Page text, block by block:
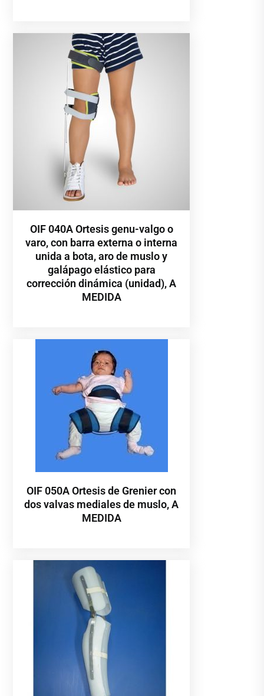
OIF 040A Ortesis genu-valgo o
varo, con barra externa o interna
unida a bota, aro de muslo y
galápago elástico para
corrección dinámica (unidad), A
MEDIDA
OIF 050A Ortesis de Grenier con
dos valvas mediales de muslo, A
MEDIDA